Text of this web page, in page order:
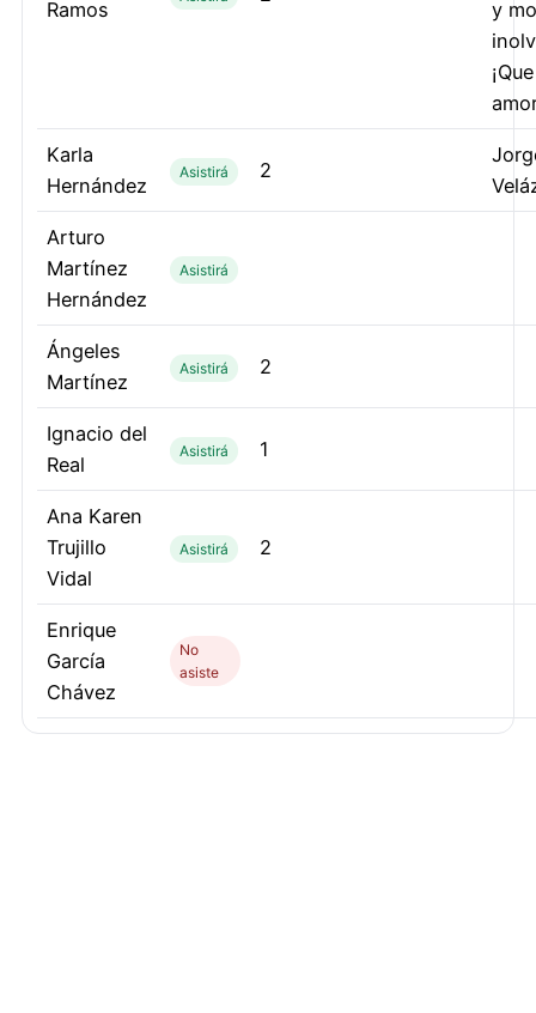
Ramos
y
Karla
Hernández
Asistirá 2
Arturo
Martínez
Hernández
Asistirá
Ángeles
Martínez
Asistirá 2
Ignacio del
Real
Asistirá 1
Ana Karen
Trujillo
Vidal
Asistirá 2
Enrique
García
Chávez
No
asiste